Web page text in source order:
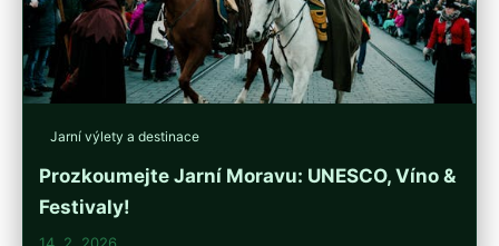
Jarní výlety a destinace
Prozkoumejte Jarní Moravu: UNESCO, Víno &
Festivaly!